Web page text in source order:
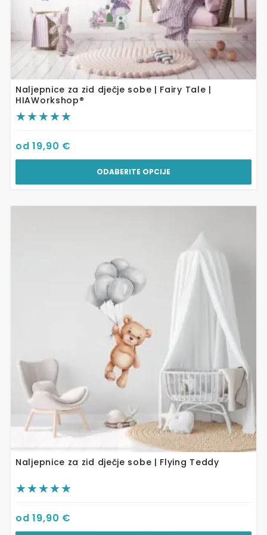
Naljepnice za zid dječje sobe | Fairy Tale |
HIAWorkshop®
od19,90 €
ODABERITE OPCIJE
Naljepnice za zid dječje sobe | Flying Teddy
od19,90 €